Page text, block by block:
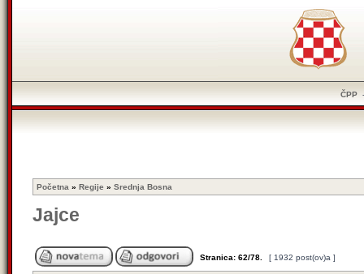
ČPP
Početna » Regije » Srednja Bosna
Jajce
Stranica: 62/78 [ 1932 post(ov)a ]